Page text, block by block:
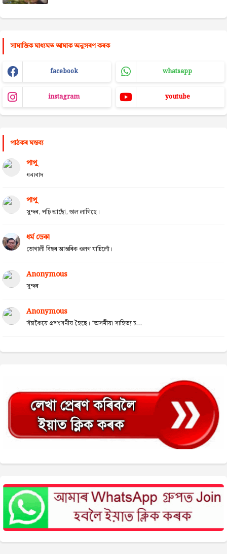
সামাজিক মাধ্যমত আমাক অনুসৰণ কৰক
facebook whatsapp
instagram youtube
পাঠকৰ মন্তব্য
পাপু
ধন্যবাদ
পাপু
সুন্দৰ, পঢ়ি আছোঁ, ভাল লাগিছে।
ধৰ্ম ডেকা
ভোগালী বিহুৰ আন্তৰিক ওলগ যাচিলোঁ।
Anonymous
সুন্দৰ
Anonymous
সঁচাকৈয়ে প্ৰশংসনীয় হৈছে। "অসমীয়া সাহিত্য চ...